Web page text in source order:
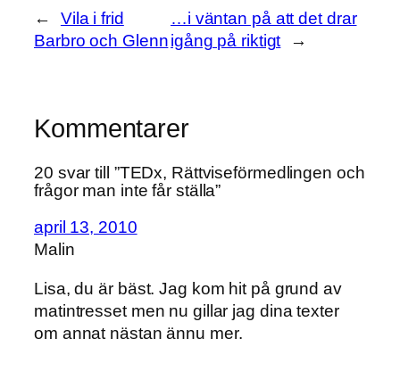
←
Vila i frid
Barbro och Glenn
…i väntan på att det drar
igång på riktigt
→
Kommentarer
20 svar till ”TEDx, Rättviseförmedlingen och
frågor man inte får ställa”
april 13, 2010
Malin
Lisa, du är bäst. Jag kom hit på grund av
matintresset men nu gillar jag dina texter
om annat nästan ännu mer.